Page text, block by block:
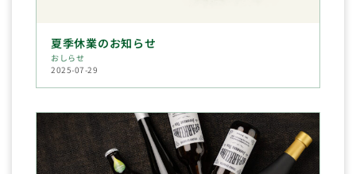
夏季休業のお知らせ
おしらせ
2025-07-29